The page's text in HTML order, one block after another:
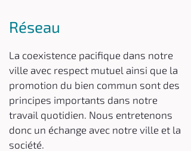
Réseau
La coexistence pacifique dans notre
ville avec respect mutuel ainsi que la
promotion du bien commun sont des
principes importants dans notre
travail quotidien. Nous entretenons
donc un échange avec notre ville et la
société.